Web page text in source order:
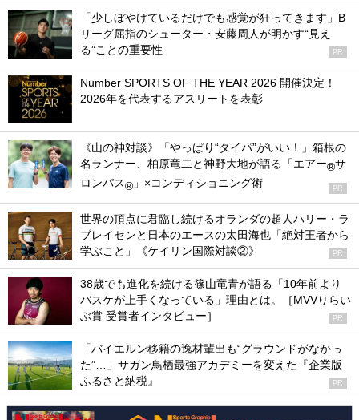
「少しぼやけているだけでも感覚が狂ってきます」B
リーグ屈指のシューター・安藤周人が明かす“見え
る”ことの重要性
PR
Number SPORTS OF THE YEAR 2026 開催決定！
2026年を代表するアスリートを表彰
《山の神対談》「やっぱり“タイパ”がいい！」箱根の
名ランナー、柏原竜二と神野大地が語る「エアー®サ
ロンパス® 」×コンディショニング術 PR
世界の頂点に君臨し続けるオランダの超人ハリー・ラ
ブレイセンと日本のエースの太田海也「絶対王者から
学ぶこと」《ケイリン国際対談②》
PR
38歳でも進化を続ける篠山竜青が語る「10年前より
バスケが上手くなっている」理由とは。［MVVりらい
ぶ賞 受賞者インタビュー］
PR
「バイエルン移籍の逸材輩出も“グラウンドがなかっ
た”…」サガン鳥栖最強アカデミーを変えた『企業版
ふるさと納税』
PR